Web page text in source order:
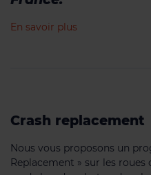
En savoir plus
Crash replacement
Nous vous proposons un
Replacement » sur les roues